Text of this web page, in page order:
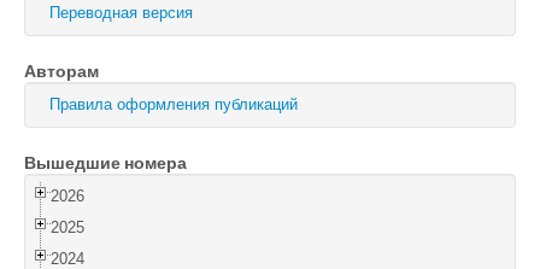
Поиск
Переводная версия
Авторам
Правила оформления публикаций
Вышедшие номера
2026
2025
2024